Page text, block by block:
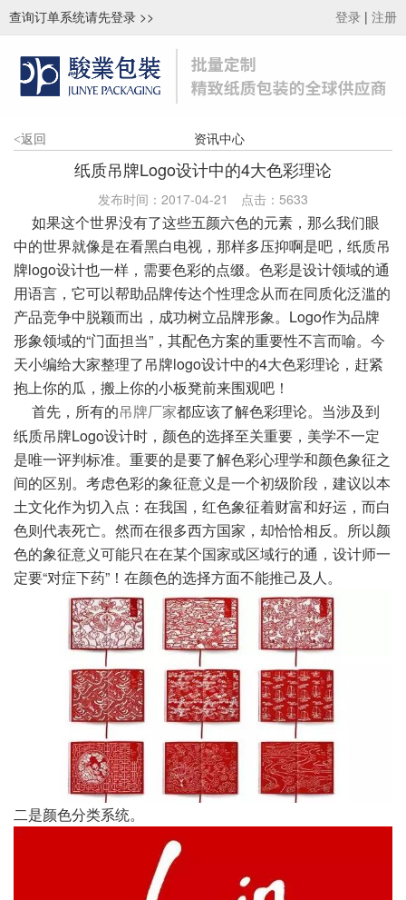
查询订单系统请先登录 >> 登录 | 注册
<返回 资讯中心
纸质吊牌Logo设计中的4大色彩理论
发布时间：2017-04-21 点击： 5633
如果这个世界没有了这些五颜六色的元素，那么我们眼
中的世界就像是在看黑白电视，那样多压抑啊是吧，纸质吊
牌logo设计也一样，需要色彩的点缀。色彩是设计领域的通
用语言，它可以帮助品牌传达个性理念从而在同质化泛滥的
产品竞争中脱颖而出，成功树立品牌形象。Logo作为品牌
形象领域的“门面担当”，其配色方案的重要性不言而喻。今
天小编给大家整理了吊牌logo设计中的4大色彩理论，赶紧
抱上你的瓜，搬上你的小板凳前来围观吧！
首先，所有的吊牌厂家都应该了解色彩理论。当涉及到
纸质吊牌Logo设计时，颜色的选择至关重要，美学不一定
是唯一评判标准。重要的是要了解色彩心理学和颜色象征之
间的区别。考虑色彩的象征意义是一个初级阶段 ，建议以本
土文化作为切入点：在我国，红色象征着财富和好运，而白
色则代表死亡。然而在很多西方国家， 却恰恰相反。所以颜
色的象征意义可能只在在某个国家或区域行的通，设计师一
定要“对症下药”！在颜色的选择方面不能推己及人。
二是颜色分类系统。